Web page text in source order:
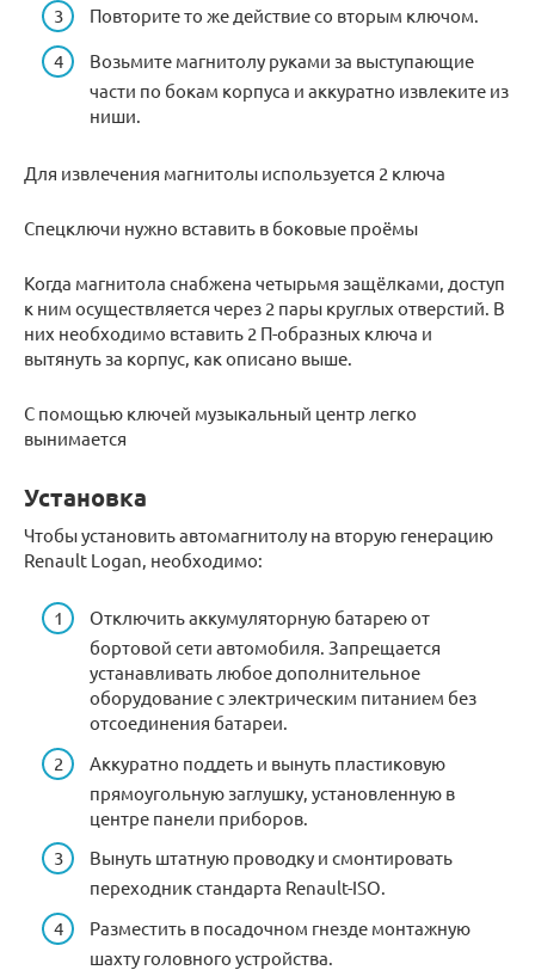
Повторите то же действие со вторым ключом.
Возьмите магнитолу руками за выступающие
части по бокам корпуса и аккуратно извлеките из
ниши.
Для извлечения магнитолы используется 2 ключа
Спецключи нужно вставить в боковые проёмы
Когда магнитола снабжена четырьмя защёлками, доступ
к ним осуществляется через 2 пары круглых отверстий. В
них необходимо вставить 2 П-образных ключа и
вытянуть за корпус, как описано выше.
С помощью ключей музыкальный центр легко
вынимается
Установка
Чтобы установить автомагнитолу на вторую генерацию
Renault Logan, необходимо:
Отключить аккумуляторную батарею от
бортовой сети автомобиля. Запрещается
устанавливать любое дополнительное
оборудование с электрическим питанием без
отсоединения батареи.
Аккуратно поддеть и вынуть пластиковую
прямоугольную заглушку, установленную в
центре панели приборов.
Вынуть штатную проводку и смонтировать
переходник стандарта Renault-ISO.
Разместить в посадочном гнезде монтажную
шахту головного устройства.